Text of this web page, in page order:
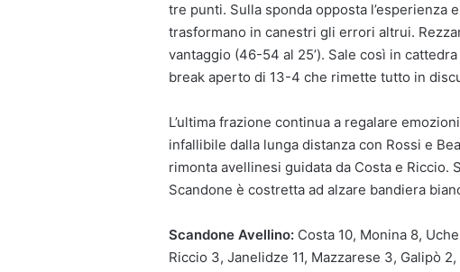
tre punti. Sulla sponda opposta l’esperienza
trasformano in canestri gli errori altrui.
vantaggio (46-54 al 25’). Sale così in
break aperto di 13-4 che rimette tutto in
L’ultima frazione continua a regalare
infallibile dalla lunga distanza con Rossi e
rimonta avellinesi guidata da Costa e Riccio.
Scandone è costretta ad alzare bandiera
Scandone Avellino: Costa 10, Monina 8,
Riccio 3, Janelidze 11, Mazzarese 3, Galipò